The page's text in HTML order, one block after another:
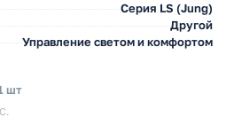
Серия LS (Jung)
Другой
Управление светом и комфортом
шт